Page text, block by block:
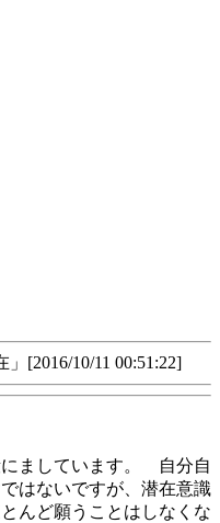
[2016/10/11 00:51:22]
ましています。 自分自
はないですが、潜在意識
んど願うことはしなくな